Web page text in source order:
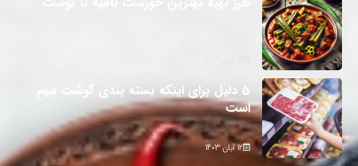
5 دلیل برای اینکه بسته بندی گوشت مهم
است
12 آبان 1403